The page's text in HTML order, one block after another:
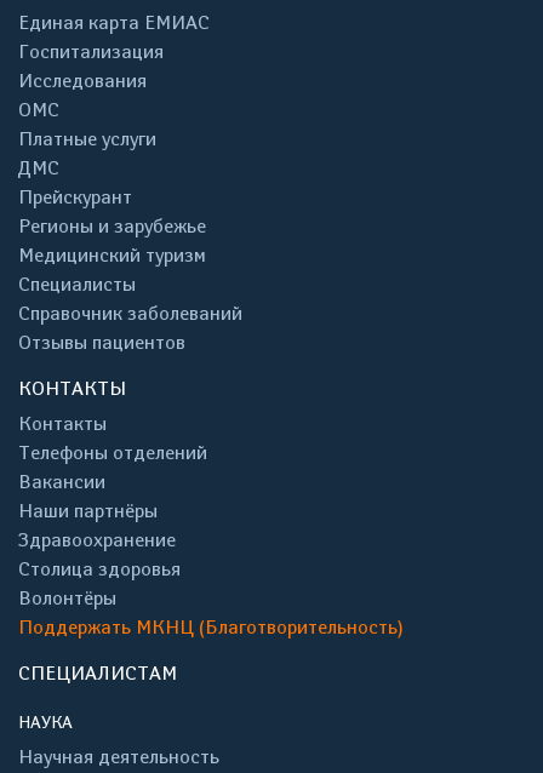
Единая карта ЕМИАС
Госпитализация
Исследования
ОМС
Платные услуги
ДМС
Прейскурант
Регионы и зарубежье
Медицинский туризм
Специалисты
Справочник заболеваний
Отзывы пациентов
КОНТАКТЫ
Контакты
Телефоны отделений
Вакансии
Наши партнёры
Здравоохранение
Столица здоровья
Волонтёры
Поддержать МКНЦ (Благотворительность)
СПЕЦИАЛИСТАМ
НАУКА
Научная деятельность